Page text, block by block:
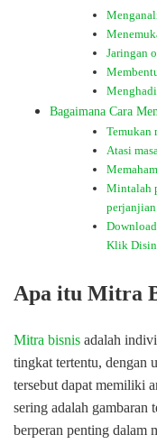
Jaringan
Bagaimana Cara
Temukan
Atasi
Mintalah
perjanjian
Klik
Apa itu Mitra
Mitra bisnis adalah
tingkat tertentu, dengan
tersebut dapat memiliki
sering adalah gambaran
berperan penting dalam